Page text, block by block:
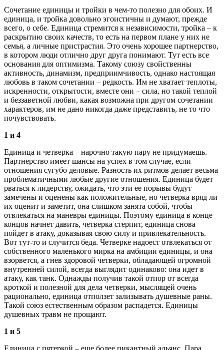
Сочетание единицы и тройки в чем-то полезно для обоих. И
единица, и тройка довольно эгоистичны и думают, прежде
всего, о себе. Единица стремится к независимости, тройка – к
раскрытию своих качеств, то есть на первом плане у них не
семья, а личные пристрастия. Это очень хорошее партнерство,
в котором люди отлично друг друга понимают. Тут есть все
основания для оптимизма. Такому союзу свойственны
активность, динамизм, предприимчивость, однако настоящая
любовь в таком сочетании – редкость. Им не хватает теплоты,
искренности, открытости, вместе они – сила, но такой теплой
и беззаветной любви, какая возможна при другом сочетании
характеров, им не дано никогда даже представить, не то что
почувствовать.
1 и 4
Единица и четверка – нарочно такую пару не придумаешь.
Партнерство имеет шансы на успех в том случае, если
отношения сугубо деловые. Разность их ритмов делает весьма
проблематичными любые другие отношения. Единица будет
рваться к лидерству, ожидать, что эти ее порывы будут
замечены и оценены как положительные, но четверка вряд ли
их оценит и заметит, она слишком занята собой, чтобы
отвлекаться на маневры единицы. Поэтому единица в конце
концов начнет давить, четверка стерпит, единица снова
пойдет в атаку, доказывая свою силу и привлекательность.
Вот тут-то и случится беда. Четверке надоест отвлекаться от
собственного маленького мирка на амбиции единицы, и она
взорвется, а гнев здоровой четверки, обладающей огромной
внутренней силой, всегда выглядит одинаково: она идет в
атаку, как танк. Однажды получив такой отпор от всегда
кроткой и полезной для дела четверки, мыслящей очень
рационально, единица отползет зализывать душевные раны.
Такой союз естественным образом распадется. Единицы
душевных травм не прощают.
1 и 5